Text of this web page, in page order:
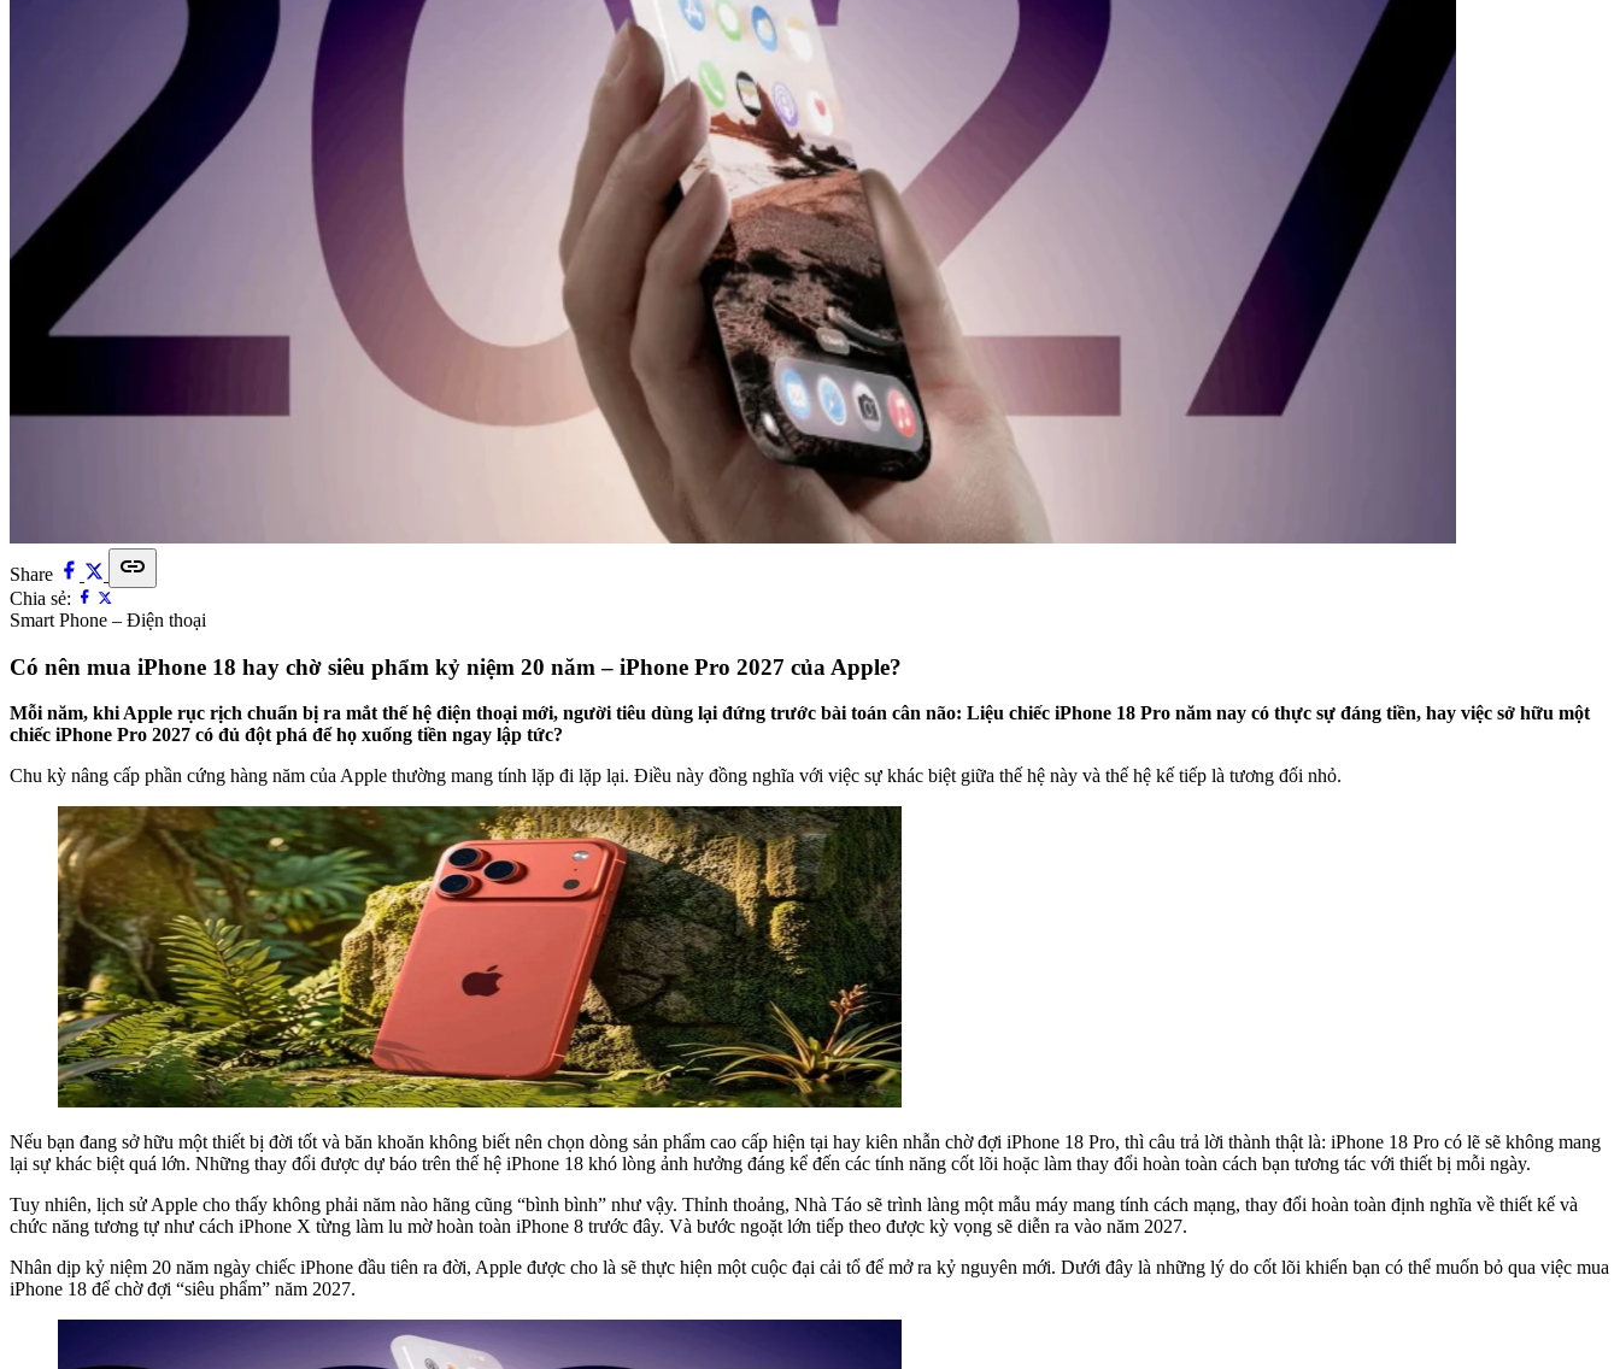
Share link
Chia sẻ:
Smart Phone – Điện thoại
Có nên mua iPhone 18 hay chờ siêu phẩm kỷ niệm 20 năm – iPhone Pro 2027 của Apple?
Mỗi năm, khi Apple rục rịch chuẩn bị ra mắt thế hệ điện thoại mới, người tiêu dùng lại đứng trước bài toán cân não: Liệu chiếc iPhone 18 Pro năm nay có thực sự đáng tiền, hay việc sở hữu một
chiếc iPhone Pro 2027 có đủ đột phá để họ xuống tiền ngay lập tức?
Chu kỳ nâng cấp phần cứng hàng năm của Apple thường mang tính lặp đi lặp lại. Điều này đồng nghĩa với việc sự khác biệt giữa thế hệ này và thế hệ kế tiếp là tương đối nhỏ.
Nếu bạn đang sở hữu một thiết bị đời tốt và băn khoăn không biết nên chọn dòng sản phẩm cao cấp hiện tại hay kiên nhẫn chờ đợi iPhone 18 Pro, thì câu trả lời thành thật là: iPhone 18 Pro có lẽ sẽ không mang
lại sự khác biệt quá lớn. Những thay đổi được dự báo trên thế hệ iPhone 18 khó lòng ảnh hưởng đáng kể đến các tính năng cốt lõi hoặc làm thay đổi hoàn toàn cách bạn tương tác với thiết bị mỗi ngày.
Tuy nhiên, lịch sử Apple cho thấy không phải năm nào hãng cũng “bình bình” như vậy. Thỉnh thoảng, Nhà Táo sẽ trình làng một mẫu máy mang tính cách mạng, thay đổi hoàn toàn định nghĩa về thiết kế và
chức năng tương tự như cách iPhone X từng làm lu mờ hoàn toàn iPhone 8 trước đây. Và bước ngoặt lớn tiếp theo được kỳ vọng sẽ diễn ra vào năm 2027.
Nhân dịp kỷ niệm 20 năm ngày chiếc iPhone đầu tiên ra đời, Apple được cho là sẽ thực hiện một cuộc đại cải tổ để mở ra kỷ nguyên mới. Dưới đây là những lý do cốt lõi khiến bạn có thể muốn bỏ qua việc mua
iPhone 18 để chờ đợi “siêu phẩm” năm 2027.